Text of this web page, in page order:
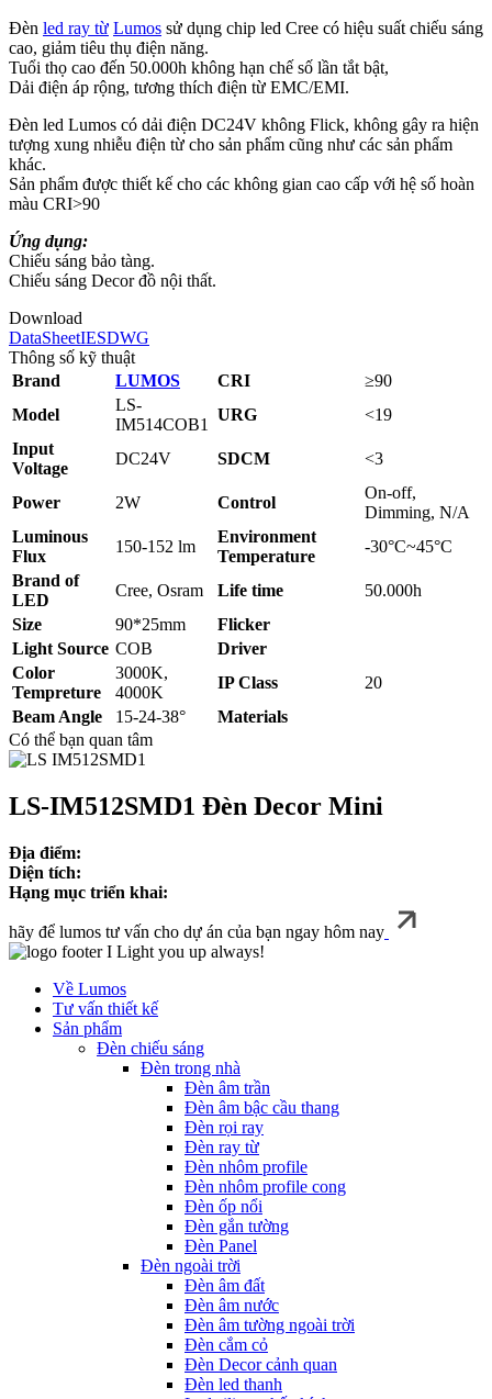
Đèn led ray từ Lumos sử dụng chip led Cree có hiệu suất chiếu sáng
cao, giảm tiêu thụ điện năng.
Tuổi thọ cao đến 50.000h không hạn chế số lần tắt bật,
Dải điện áp rộng, tương thích điện từ EMC/EMI.
Đèn led Lumos có dải điện DC24V không Flick, không gây ra hiện
tượng xung nhiễu điện từ cho sản phẩm cũng như các sản phẩm
khác.
Sản phẩm được thiết kế cho các không gian cao cấp với hệ số hoàn
màu CRI>90
Ứng dụng:
Chiếu sáng bảo tàng.
Chiếu sáng Decor đồ nội thất.
Download
DataSheetIESDWG
Thông số kỹ thuật
Brand
LUMOS CRI ≥90
Model
LS-
IM514COB1
URG
<19
Input
Voltage
DC24V SDCM <3
Power 2W Control
On-off,
Dimming, N/A
Luminous
Flux
150-152 lm
Environment
Temperature
-30°C~45°C
Brand of
LED
Cree, Osram Life time
50.000h
Size
90*25mm
Flicker
Light Source COB
Driver
Color
Tempreture
3000K,
4000K
IP Class
20
Beam Angle
15-24-38°
Materials
Có thể bạn quan tâm
LS-IM512SMD1 Đèn Decor Mini
Địa điểm:
Diện tích:
Hạng mục triển khai:
hãy để lumos tư vấn cho dự án của bạn ngay hôm nay
I Light you up always!
Về Lumos
Tư vấn thiết kế
Sản phẩm
Đèn chiếu sáng
Đèn trong nhà
Đèn âm trần
Đèn âm bậc cầu thang
Đèn rọi ray
Đèn ray từ
Đèn nhôm profile
Đèn nhôm profile cong
Đèn ốp nổi
Đèn gắn tường
Đèn Panel
Đèn ngoài trời
Đèn âm đất
Đèn âm nước
Đèn âm tường ngoài trời
Đèn cắm cỏ
Đèn Decor cảnh quan
Đèn led thanh